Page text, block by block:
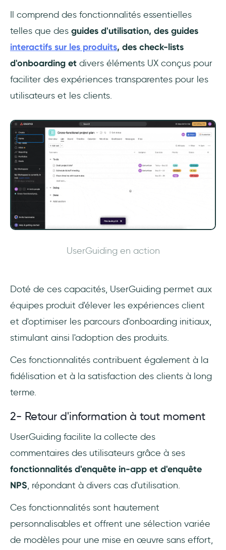
Il comprend des fonctionnalités essentielles
telles que des guides d'utilisation, des guides
interactifs sur les produits, des check-lists
d'onboarding et divers éléments UX conçus pour
faciliter des expériences transparentes pour les
utilisateurs et les clients.
UserGuiding en action
Doté de ces capacités, UserGuiding permet aux
équipes produit d'élever les expériences client
et d'optimiser les parcours d'onboarding initiaux,
stimulant ainsi l'adoption des produits.
Ces fonctionnalités contribuent également à la
fidélisation et à la satisfaction des clients à long
terme.
2- Retour d'information à tout moment
UserGuiding facilite la collecte des
commentaires des utilisateurs grâce à ses
fonctionnalités d'enquête in-app et d'enquête
NPS, répondant à divers cas d'utilisation.
Ces fonctionnalités sont hautement
personnalisables et offrent une sélection variée
de modèles pour une mise en œuvre sans effort,